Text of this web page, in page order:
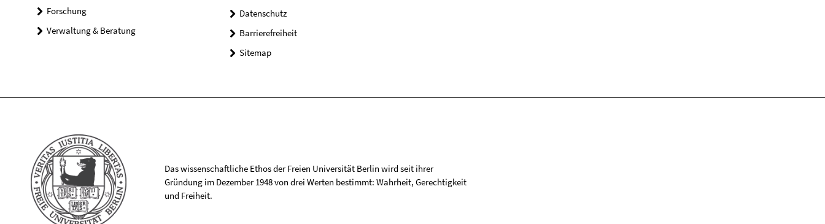
Forschung
Verwaltung & Beratung
Datenschutz
Barrierefreiheit
Sitemap
Das wissenschaftliche Ethos der Freien Universität Berlin wird seit ihrer
Gründung im Dezember 1948 von drei Werten bestimmt: Wahrheit, Gerechtigkeit
und Freiheit.